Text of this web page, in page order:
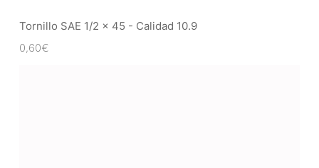
Tornillo SAE 1/2 x 45 - Calidad 10.9
0,60€